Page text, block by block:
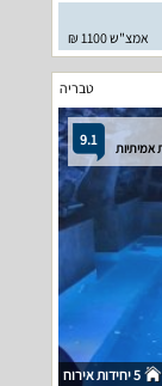
אמצ"ש 1100 ₪
טבריה
9.1
5 יחידות אירוח